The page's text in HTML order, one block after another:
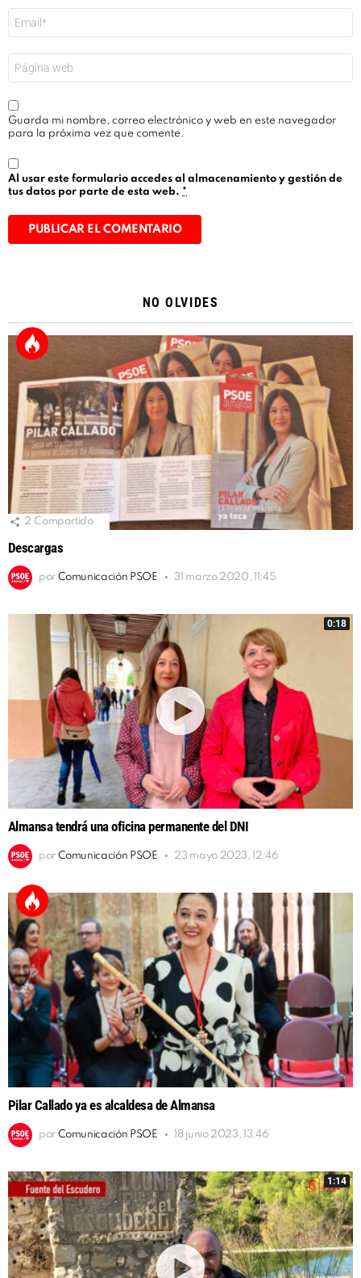
electrónico
*
Guarda mi nombre, correo electrónico y web en este navegador
para la próxima vez que comente.
Al usar este formulario accedes al almacenamiento y gestión de
tus datos por parte de esta web. *
NO OLVIDES
2 Compartido
Descargas
por Comunicación PSOE 31 marzo 2020, 11:45
0:18
Almansa tendrá una oficina permanente del DNI
por Comunicación PSOE 23 mayo 2023, 12:46
Pilar Callado ya es alcaldesa de Almansa
por Comunicación PSOE 18 junio 2023, 13:46
1:14